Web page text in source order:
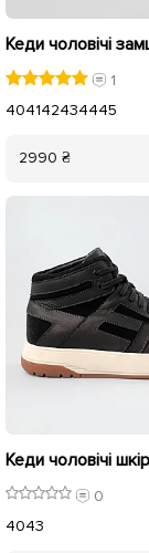
1
404142434445
2990 ₴
0
4043